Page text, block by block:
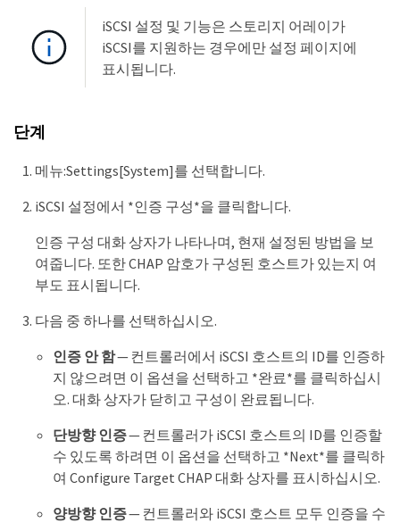
iSCSI 설정 및 기능은 스토리지 어레이가
iSCSI를 지원하는 경우에만 설정 페이지에
표시됩니다.
단계
메뉴:Settings[System]를 선택합니다.
iSCSI 설정에서 *인증 구성*을 클릭합니다.
인증 구성 대화 상자가 나타나며, 현재 설정된 방법을 보
여줍니다. 또한 CHAP 암호가 구성된 호스트가 있는지 여
부도 표시됩니다.
다음 중 하나를 선택하십시오.
인증 안 함— 컨트롤러에서 iSCSI 호스트의 ID를 인증하
지 않으려면 이 옵션을 선택하고 *완료*를 클릭하십시
오. 대화 상자가 닫히고 구성이 완료됩니다.
단방향 인증— 컨트롤러가 iSCSI 호스트의 ID를 인증할
수 있도록 하려면 이 옵션을 선택하고 *Next*를 클릭하
여 Configure Target CHAP 대화 상자를 표시하십시오.
양방향 인증— 컨트롤러와 iSCSI 호스트 모두 인증을 수